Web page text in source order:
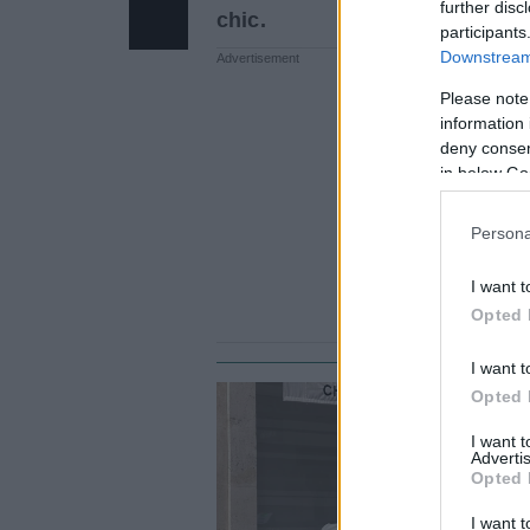
further
Please
information
deny
in below
I want
Opted
I want
Opted
I want
Opted
I want
chic.